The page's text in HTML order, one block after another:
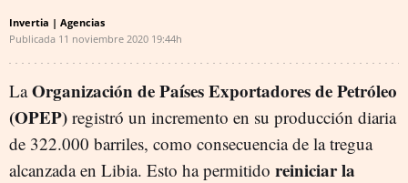
Invertia | Agencias
Publicada 11 noviembre 2020 19:44h
LaOrganización de Países Exportadores de Petróleo
(OPEP) registró un incremento en su producción diaria
de 322.000 barriles, como consecuencia de la tregua
alcanzada en Libia. Esto ha permitido reiniciar la